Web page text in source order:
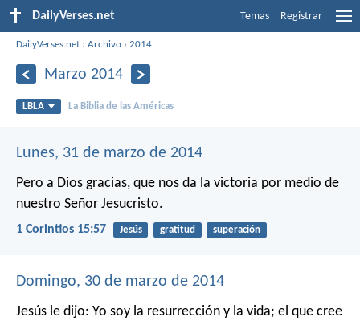
DailyVerses.net Temas Registrar
DailyVerses.net ›Archivo ›2014
Marzo 2014
LBLA La Biblia de las Américas
Lunes, 31 de marzo de 2014
Pero a Dios gracias, que nos da la victoria por medio de
nuestro Señor Jesucristo.
1 Corintios 15:57 Jesús gratitud superación
Domingo, 30 de marzo de 2014
Jesús le dijo: Yo soy la resurrección y la vida; el que cree